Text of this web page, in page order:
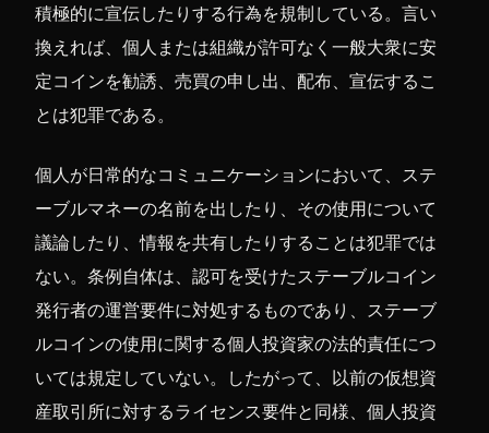
積極的に宣伝したりする行為を規制している。言い
換えれば、個人または組織が許可なく一般大衆に安
定コインを勧誘、売買の申し出、配布、宣伝するこ
とは犯罪である。
個人が日常的なコミュニケーションにおいて、ステ
ーブルマネーの名前を出したり、その使用について
議論したり、情報を共有したりすることは犯罪では
ない。条例自体は、認可を受けたステーブルコイン
発行者の運営要件に対処するものであり、ステーブ
ルコインの使用に関する個人投資家の法的責任につ
いては規定していない。したがって、以前の仮想資
産取引所に対するライセンス要件と同様、個人投資